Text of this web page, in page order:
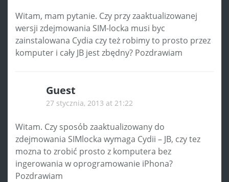
Witam, mam pytanie. Czy przy zaaktualizowanej
wersji zdejmowania SIM-locka musi byc
zainstalowana Cydia czy też robimy to prosto przez
komputer i cały JB jest zbędny? Pozdrawiam
Guest
27 stycznia, 2013 at 21:22
Witam. Czy sposób zaaktualizowany do
zdejmowania SIMlocka wymaga Cydii – JB, czy tez
mozna to zrobić prosto z komputera bez
ingerowania w oprogramowanie iPhona?
Pozdrawiam